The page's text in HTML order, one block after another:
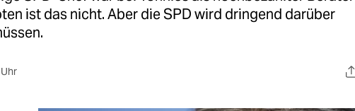
ist das nicht. Aber die SPD wird dringend darüber